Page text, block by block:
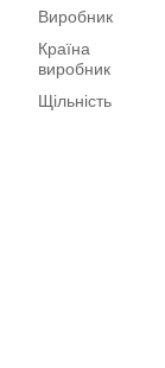
Виробник
Країна
виробник
Щільність